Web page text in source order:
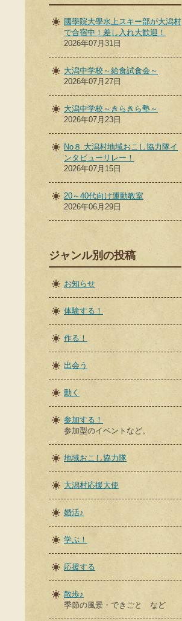
國學院大學水上スキー部が大潟村
で合宿中！差し入れ大歓迎！
2026年07月31日
大潟中学校～給食試食会～
2026年07月27日
大潟中学校～きらきら塾～
2026年07月23日
No８ 大潟村地域おこし協力隊イ
ンタビューリレー！
2026年07月15日
20～40代向け運動教室
2026年06月29日
ジャンル別の投稿
お知らせ
体験する！
作る！
出会う
動く
参加する！
参加型のイベントなど。
地域おこし協力隊
大潟村応援大使
婚活♪
学ぶ！
応援する
散歩♪
季節の風景・できごと など